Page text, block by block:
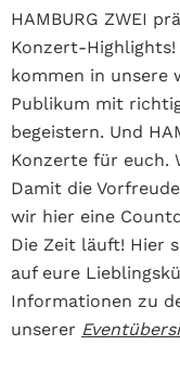
HAMBURG ZWEI
Konzert-
kommen in unsere
Publikum mit
begeistern. Und
Konzerte für euch.
Damit die
wir hier eine
Die Zeit läuft! Hier
auf eure
Informationen zu
unserer